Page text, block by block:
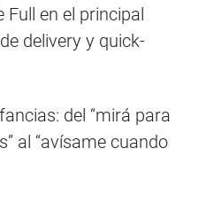
Full en el principal
delivery y quick-
del “mirá para
al “avísame cuando